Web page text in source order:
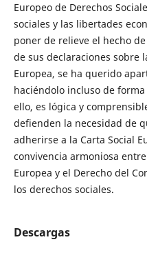
Europeo de Derechos
sociales y las libertades
poner de relieve el hecho
de sus declaraciones sobre
Europea, se ha querido
haciéndolo incluso de
ello, es lógica y
defienden la necesidad de
adherirse a la Carta Social
convivencia armoniosa
Europea y el Derecho del
los derechos sociales.
Descargas